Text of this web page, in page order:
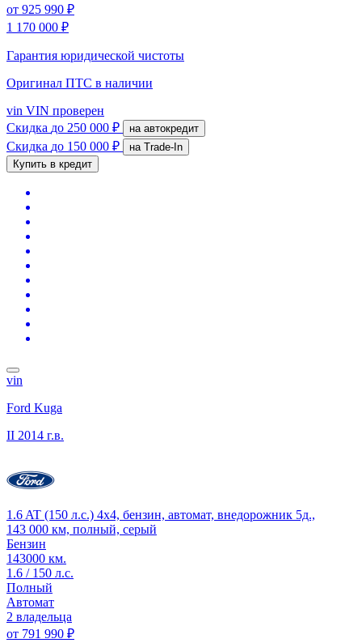
от 925 990 ₽
1 170 000 ₽
Гарантия юридической чистоты
Оригинал ПТС в наличии
vin VIN проверен
Скидка до 250 000 ₽ на автокредит
Скидка до 150 000 ₽
на Trade-In
Купить в кредит
vin
Ford Kuga
II 2014 г.в.
1.6 AT (150 л.с.) 4x4, бензин, автомат, внедорожник 5д.,
143 000 км, полный, серый
Бензин
143000 км.
1.6 / 150 л.с.
Полный
Автомат
2 владельца
от 791 990 ₽